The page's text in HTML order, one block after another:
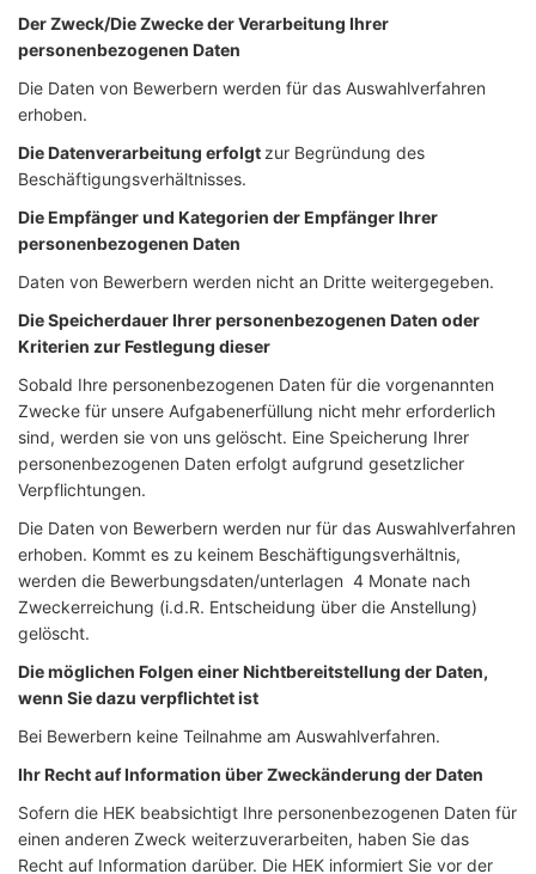
Der Zweck/Die Zwecke der Verarbeitung Ihrer
personenbezogenen Daten
Die Daten von Bewerbern werden für das Auswahlverfahren
erhoben.
Die Datenverarbeitung erfolgt zur Begründung des
Beschäftigungsverhältnisses.
Die Empfänger und Kategorien der Empfänger Ihrer
personenbezogenen Daten
Daten von Bewerbern werden nicht an Dritte weitergegeben.
Die Speicherdauer Ihrer personenbezogenen Daten oder
Kriterien zur Festlegung dieser
Sobald Ihre personenbezogenen Daten für die vorgenannten
Zwecke für unsere Aufgabenerfüllung nicht mehr erforderlich
sind, werden sie von uns gelöscht. Eine Speicherung Ihrer
personenbezogenen Daten erfolgt aufgrund gesetzlicher
Verpflichtungen.
Die Daten von Bewerbern werden nur für das Auswahlverfahren
erhoben. Kommt es zu keinem Beschäftigungsverhältnis,
werden die Bewerbungsdaten/unterlagen 4 Monate nach
Zweckerreichung (i.d.R. Entscheidung über die Anstellung)
gelöscht.
Die möglichen Folgen einer Nichtbereitstellung der Daten,
wenn Sie dazu verpflichtet ist
Bei Bewerbern keine Teilnahme am Auswahlverfahren.
Ihr Recht auf Information über Zweckänderung der Daten
Sofern die HEK beabsichtigt Ihre personenbezogenen Daten für
einen anderen Zweck weiterzuverarbeiten, haben Sie das
Recht auf Information darüber. Die HEK informiert Sie vor der